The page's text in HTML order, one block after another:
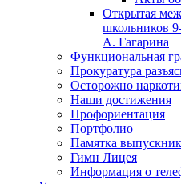
Открытая
школьников
А. Гагарина
Функциональная
Прокуратура
Осторожно
Наши достижения
Профориентация
Портфолио
Памятка
Гимн Лицея
Информация о